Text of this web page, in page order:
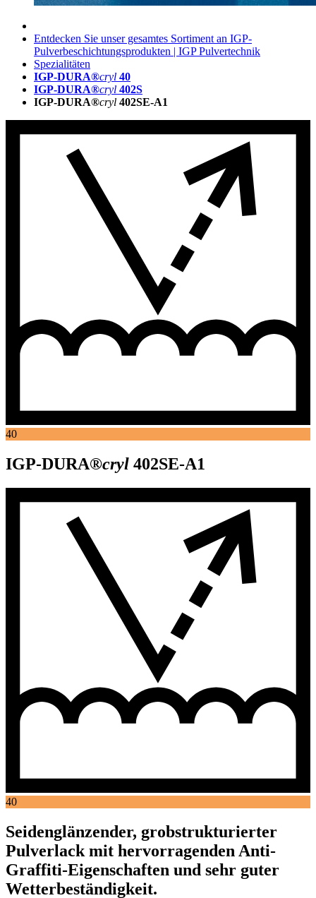
Entdecken Sie unser gesamtes Sortiment an IGP-
Pulverbeschichtungsprodukten | IGP Pulvertechnik
Spezialitäten
IGP-DURA®cryl 40
IGP-DURA®cryl 402S
IGP-DURA®cryl 402SE-A1
40
IGP-DURA®cryl 402SE-A1
40
Seidenglänzender, grobstrukturierter
Pulverlack mit hervorragenden Anti-
Graffiti-Eigenschaften und sehr guter
Wetterbeständigkeit.